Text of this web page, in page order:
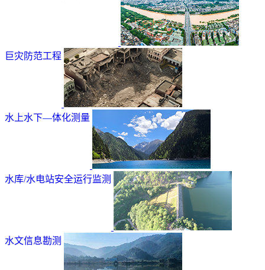
巨灾防范工程
水上水下—体化测量
水库/水电站安全运行监测
水文信息勘测